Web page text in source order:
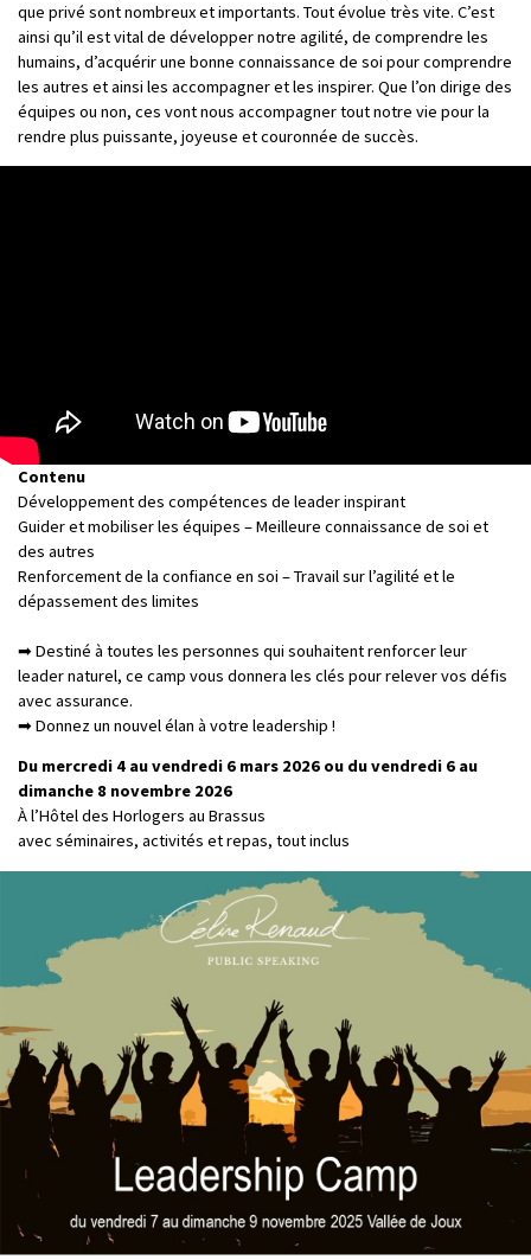
que privé sont nombreux et importants. Tout évolue très vite. C’est
ainsi qu’il est vital de développer notre agilité, de comprendre les
humains, d’acquérir une bonne connaissance de soi pour comprendre
les autres et ainsi les accompagner et les inspirer. Que l’on dirige des
équipes ou non, ces vont nous accompagner tout notre vie pour la
rendre plus puissante, joyeuse et couronnée de succès.
Contenu
Développement des compétences de leader inspirant
Guider et mobiliser les équipes – Meilleure connaissance de soi et
des autres
Renforcement de la confiance en soi – Travail sur l’agilité et le
dépassement des limites
➡ Destiné à toutes les personnes qui souhaitent renforcer leur
leader naturel, ce camp vous donnera les clés pour relever vos défis
avec assurance.
➡ Donnez un nouvel élan à votre leadership !
Du mercredi 4 au vendredi 6 mars 2026 ou du vendredi 6 au
dimanche 8 novembre 2026
À l’Hôtel des Horlogers au Brassus
avec séminaires, activités et repas, tout inclus